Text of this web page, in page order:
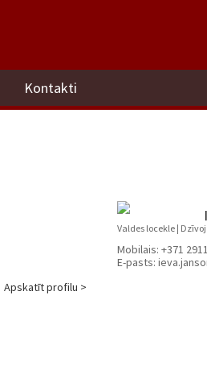
Kontakti
Apskatīt profilu >
Valdes locekle |
Mobilais: +371
E-pasts: